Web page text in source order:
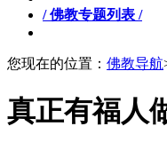
/ 佛教专题列表 /
您现在的位置： 佛教导航
真正有福人